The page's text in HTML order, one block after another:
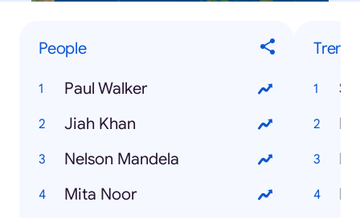
People
Paul Walker
Jiah Khan
Nelson Mandela
Mita Noor
Fb